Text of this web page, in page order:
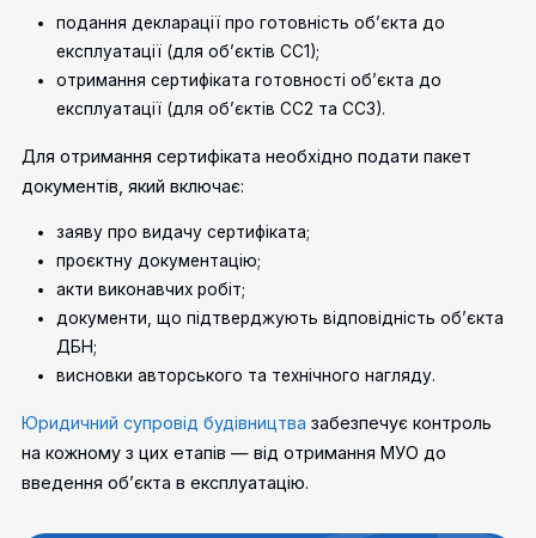
подання декларації про готовність об’єкта до
експлуатації (для об’єктів СС1);
отримання сертифіката готовності об’єкта до
експлуатації (для об’єктів СС2 та СС3).
Для отримання сертифіката необхідно подати пакет
документів, який включає:
заяву про видачу сертифіката;
проєктну документацію;
акти виконавчих робіт;
документи, що підтверджують відповідність об’єкта
ДБН;
висновки авторського та технічного нагляду.
Юридичний супровід будівництва забезпечує контроль
на кожному з цих етапів — від отримання МУО до
введення об’єкта в експлуатацію.